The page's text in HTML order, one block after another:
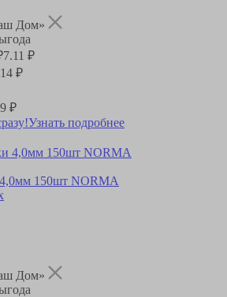
Дом»
7.11 ₽
₽
₽
Узнать подробнее
150шт NORMA
Дом»